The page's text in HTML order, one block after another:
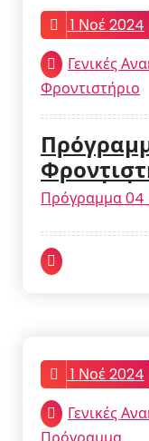
1 Νοέ 2024
Γενικές
Φροντιστήριο
και 8/11/
Πρόγραμμα
1 Νοέ 2024
Γενικές